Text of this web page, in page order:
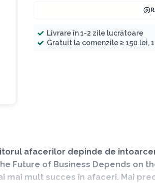
Livrare în 1-2 zile lucrătoare
Gratuit la comenzile ≥ 150 lei,
afacerilor depinde de
Future of Business Depends on
mai mult succes în afaceri. Mai